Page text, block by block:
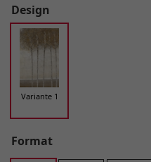
Design
Variante 1
Format